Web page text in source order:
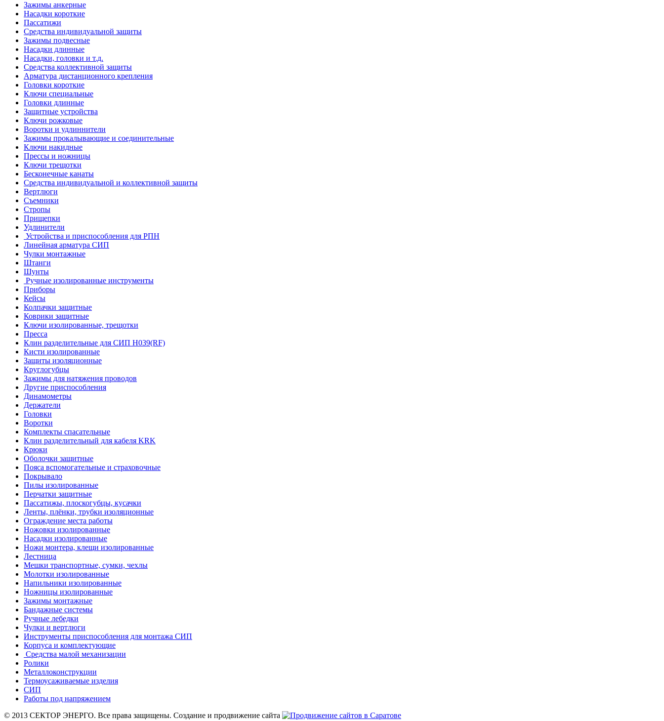
Зажимы анкерные
Насадки короткие
Пассатижи
Средства индивидуальной защиты
Зажимы подвесные
Насадки длинные
Насадки, головки и т.д.
Средства коллективной защиты
Арматура дистанционного крепления
Головки короткие
Ключи специальные
Головки длинные
Защитные устройства
Ключи рожковые
Воротки и удлиннители
Зажимы прокалывающие и соединительные
Ключи накидные
Прессы и ножницы
Ключи трещотки
Бесконечные канаты
Средства индивидуальной и коллективной защиты
Вертлюги
Съемники
Стропы
Прищепки
Удлинители
Устройства и приспособления для РПН
Линейная арматура СИП
Чулки монтажные
Штанги
Шунты
Ручные изолированные инструменты
Приборы
Кейсы
Колпачки защитные
Коврики защитные
Ключи изолированные, трещотки
Пресса
Клин разделительные для СИП Н039(RF)
Кисти изолированные
Защиты изоляционные
Круглогубцы
Зажимы для натяжения проводов
Другие приспособления
Динамометры
Держатели
Головки
Воротки
Комплекты спасательные
Клин разделительный для кабеля KRK
Крюки
Оболочки защитные
Пояса вспомогательные и страховочные
Покрывало
Пилы изолированные
Перчатки защитные
Пассатижы, плоскогубцы, кусачки
Ленты, плёнки, трубки изоляционные
Ограждение места работы
Ножовки изолированные
Насадки изолированные
Ножи монтера, клещи изолированные
Лестница
Мешки транспортные, сумки, чехлы
Молотки изолированные
Напильники изолированные
Ножницы изолированные
Зажимы монтажные
Бандажные системы
Ручные лебедки
Чулки и вертлюги
Инструменты приспособления для монтажа СИП
Корпуса и комплектующие
Средства малой механизации
Ролики
Металлоконструкции
Термоусаживаемые изделия
СИП
Работы под напряжением
© 2013 СЕКТОР ЭНЕРГО. Все права защищены. Создание и продвижение сайта